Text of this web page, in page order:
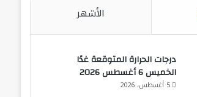
الأشهر
درجات الحرارة المتوقعة غدًا
الخميس 6 أغسطس 2026
5 أغسطس، 2026